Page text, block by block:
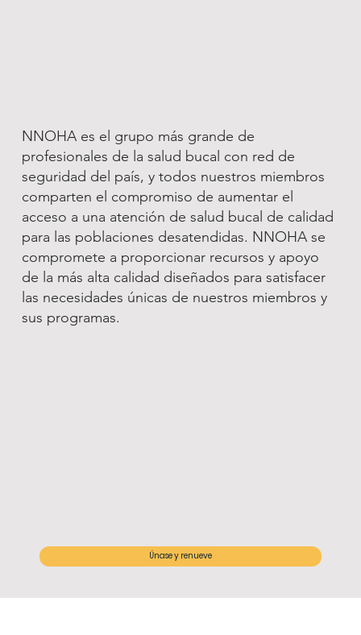
NNOHA es el grupo más grande de
profesionales de la salud bucal con red de
seguridad del país, y todos nuestros miembros
comparten el compromiso de aumentar el
acceso a una atención de salud bucal de calidad
para las poblaciones desatendidas. NNOHA se
compromete a proporcionar recursos y apoyo
de la más alta calidad diseñados para satisfacer
las necesidades únicas de nuestros miembros y
sus programas.
Únase y renueve